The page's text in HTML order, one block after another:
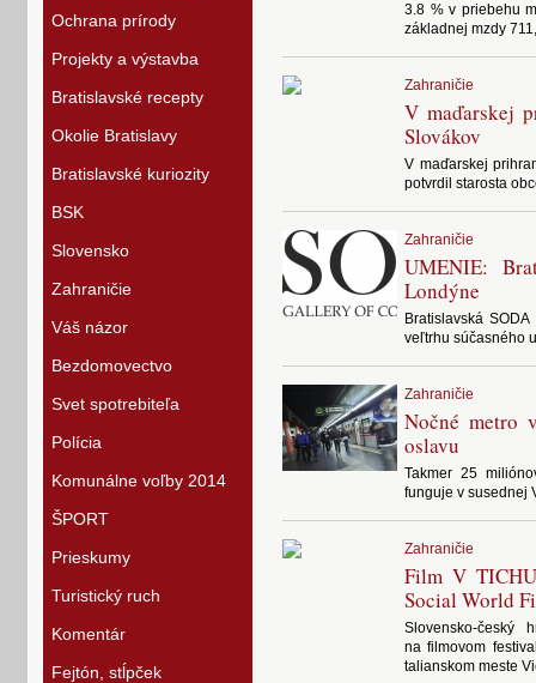
Ochrana prírody
Projekty a výstavba
Bratislavské recepty
Okolie Bratislavy
Bratislavské kuriozity
BSK
Slovensko
Zahraničie
Váš názor
Bezdomovectvo
Svet spotrebiteľa
Polícia
Komunálne voľby 2014
ŠPORT
Prieskumy
Turistický ruch
Komentár
Fejtón, stĺpček
3.8 % v priebehu
základnej mzdy
Zahraničie
V maďarskej
Slovákov
V maďarskej
potvrdil starosta
Zahraničie
UMENIE:
Londýne
Bratislavská
veľtrhu súčasného
Zahraničie
Nočné metro
oslavu
Takmer 25
funguje v susednej
Zahraničie
Film V
Social World
Slovensko-
na filmovom
talianskom meste